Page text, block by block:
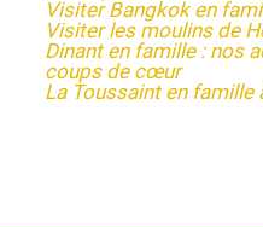
r
e
Visiter Bangkok en
Visiter les moulins de
Dinant en famille : nos
coups de cœur
La Toussaint en famille